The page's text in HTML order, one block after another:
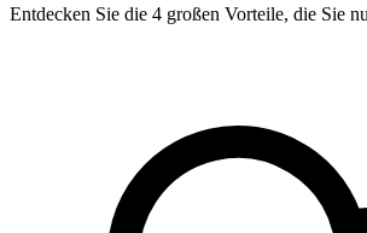
Entdecken Sie die 4 großen Vorteile, die Sie